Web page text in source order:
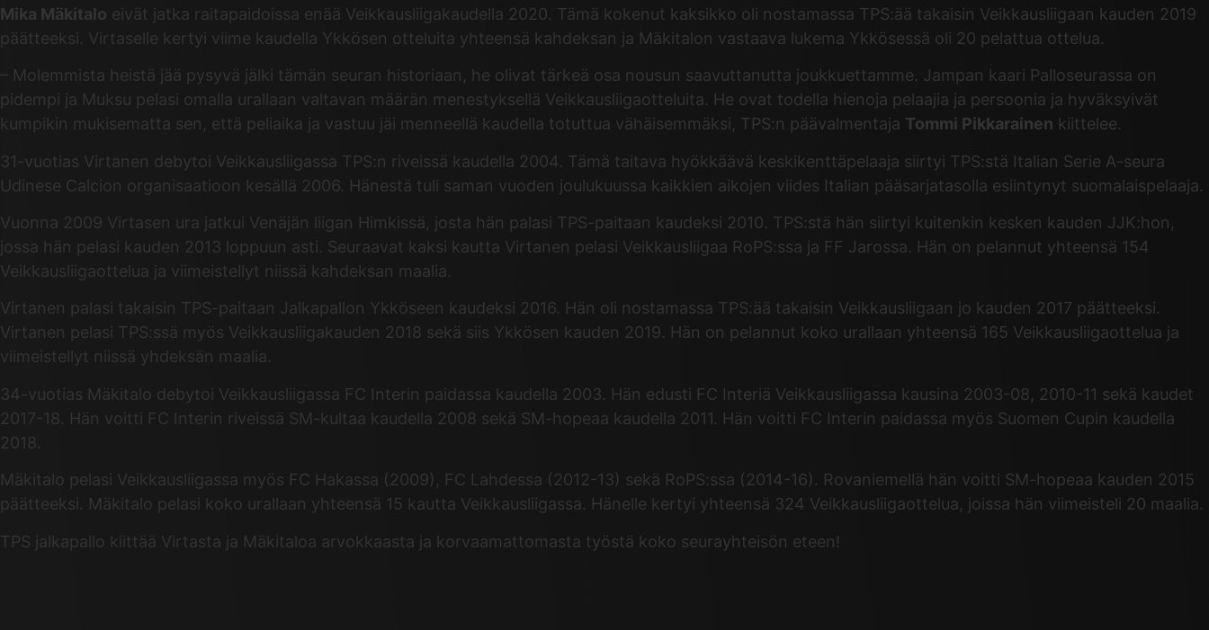
Mika Mäkitalo eivät jatka raitapaidoissa enää Veikkausliigakaudella 2020. Tämä kokenut kaksikko oli nostamassa TPS:ää takaisin Veikkausliigaan kauden 2019
päätteeksi. Virtaselle kertyi viime kaudella Ykkösen otteluita yhteensä kahdeksan ja Mäkitalon vastaava lukema Ykkösessä oli 20 pelattua ottelua.
– Molemmista heistä jää pysyvä jälki tämän seuran historiaan, he olivat tärkeä osa nousun saavuttanutta joukkuettamme. Jampan kaari Palloseurassa on
pidempi ja Muksu pelasi omalla urallaan valtavan määrän menestyksellä Veikkausliigaotteluita. He ovat todella hienoja pelaajia ja persoonia ja hyväksyivät
kumpikin mukisematta sen, että peliaika ja vastuu jäi menneellä kaudella totuttua vähäisemmäksi, TPS:n päävalmentaja Tommi Pikkarainen kiittelee.
31-vuotias Virtanen debytoi Veikkausliigassa TPS:n riveissä kaudella 2004. Tämä taitava hyökkäävä keskikenttäpelaaja siirtyi TPS:stä Italian Serie A-seura
Udinese Calcion organisaatioon kesällä 2006. Hänestä tuli saman vuoden joulukuussa kaikkien aikojen viides Italian pääsarjatasolla esiintynyt suomalaispelaaja.
Vuonna 2009 Virtasen ura jatkui Venäjän liigan Himkissä, josta hän palasi TPS-paitaan kaudeksi 2010. TPS:stä hän siirtyi kuitenkin kesken kauden JJK:hon,
jossa hän pelasi kauden 2013 loppuun asti. Seuraavat kaksi kautta Virtanen pelasi Veikkausliigaa RoPS:ssa ja FF Jarossa. Hän on pelannut yhteensä 154
Veikkausliigaottelua ja viimeistellyt niissä kahdeksan maalia.
Virtanen palasi takaisin TPS-paitaan Jalkapallon Ykköseen kaudeksi 2016. Hän oli nostamassa TPS:ää takaisin Veikkausliigaan jo kauden 2017 päätteeksi.
Virtanen pelasi TPS:ssä myös Veikkausliigakauden 2018 sekä siis Ykkösen kauden 2019. Hän on pelannut koko urallaan yhteensä 165 Veikkausliigaottelua ja
viimeistellyt niissä yhdeksän maalia.
34-vuotias Mäkitalo debytoi Veikkausliigassa FC Interin paidassa kaudella 2003. Hän edusti FC Interiä Veikkausliigassa kausina 2003-08, 2010-11 sekä kaudet
2017-18. Hän voitti FC Interin riveissä SM-kultaa kaudella 2008 sekä SM-hopeaa kaudella 2011. Hän voitti FC Interin paidassa myös Suomen Cupin kaudella
2018.
Mäkitalo pelasi Veikkausliigassa myös FC Hakassa (2009), FC Lahdessa (2012-13) sekä RoPS:ssa (2014-16). Rovaniemellä hän voitti SM-hopeaa kauden 2015
päätteeksi. Mäkitalo pelasi koko urallaan yhteensä 15 kautta Veikkausliigassa. Hänelle kertyi yhteensä 324 Veikkausliigaottelua, joissa hän viimeisteli 20 maalia.
TPS jalkapallo kiittää Virtasta ja Mäkitaloa arvokkaasta ja korvaamattomasta työstä koko seurayhteisön eteen!